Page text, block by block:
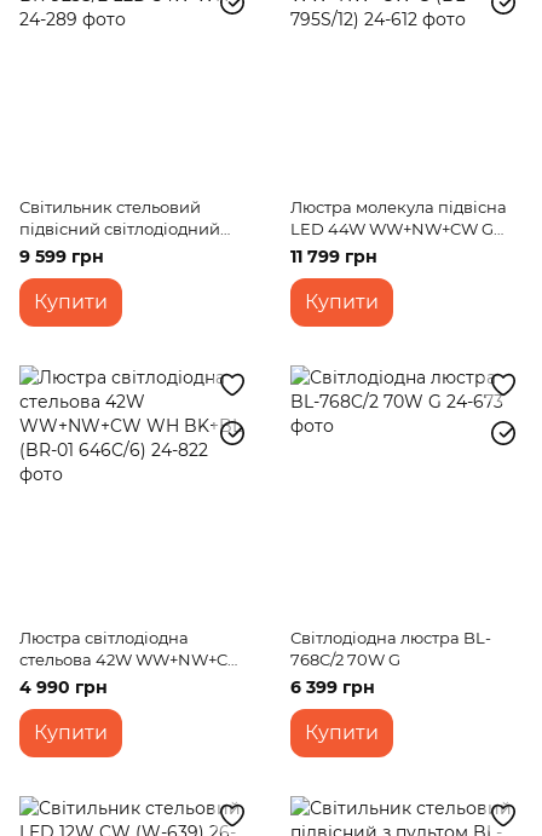
Світильник стельовий
підвісний світлодіодний
BR-923S/2 LED 54W WH
9 599 грн
Купити
Люстра молекула підвісна
LED 44W WW+NW+CW G
(BL-795S/12)
11 799 грн
Купити
Люстра світлодіодна
стельова 42W WW+NW+CW
WH BK+BL (BR-01 646C/6)
4 990 грн
Купити
Світлодіодна люстра BL-
768C/2 70W G
6 399 грн
Купити